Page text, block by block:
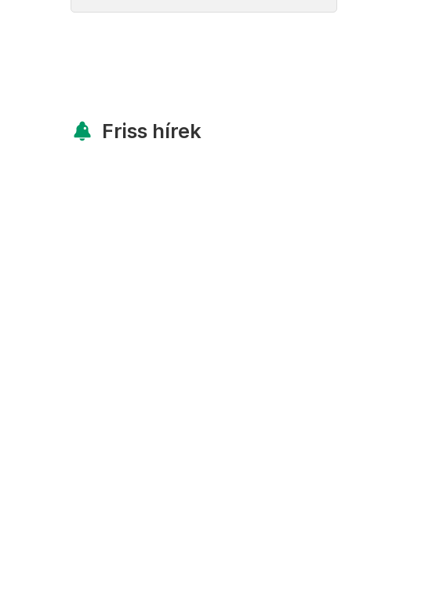
Friss hírek